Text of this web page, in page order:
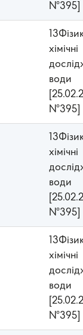
№395]
хімічні
води
№395]
хімічні
води
№395]
хімічні
води
№395]